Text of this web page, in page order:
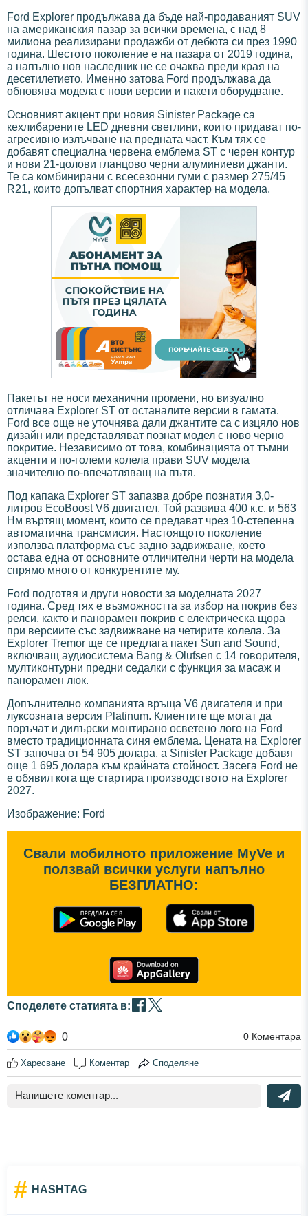
Ford Explorer продължава да бъде най-продаваният SUV
на американския пазар за всички времена, с над 8
милиона реализирани продажби от дебюта си през 1990
година. Шестото поколение е на пазара от 2019 година,
а напълно нов наследник не се очаква преди края на
десетилетието. Именно затова Ford продължава да
обновява модела с нови версии и пакети оборудване.
Основният акцент при новия Sinister Package са
кехлибарените LED дневни светлини, които придават по-
агресивно излъчване на предната част. Към тях се
добавят специална червена емблема ST с черен контур
и нови 21-цолови гланцово черни алуминиеви джанти.
Те са комбинирани с всесезонни гуми с размер 275/45
R21, които допълват спортния характер на модела.
Пакетът не носи механични промени, но визуално
отличава Explorer ST от останалите версии в гамата.
Ford все още не уточнява дали джантите са с изцяло нов
дизайн или представляват познат модел с ново черно
покритие. Независимо от това, комбинацията от тъмни
акценти и по-големи колела прави SUV модела
значително по-впечатляващ на пътя.
Под капака Explorer ST запазва добре познатия 3,0-
литров EcoBoost V6 двигател. Той развива 400 к.с. и 563
Нм въртящ момент, които се предават чрез 10-степенна
автоматична трансмисия. Настоящото поколение
използва платформа със задно задвижване, което
остава една от основните отличителни черти на модела
спрямо много от конкурентите му.
Ford подготвя и други новости за моделната 2027
година. Сред тях е възможността за избор на покрив без
релси, както и панорамен покрив с електрическа щора
при версиите със задвижване на четирите колела. За
Explorer Tremor ще се предлага пакет Sun and Sound,
включващ аудиосистема Bang & Olufsen с 14 говорителя,
мултиконтурни предни седалки с функция за масаж и
панорамен люк.
Допълнително компанията връща V6 двигателя и при
луксозната версия Platinum. Клиентите ще могат да
поръчат и дилърски монтирано осветено лого на Ford
вместо традиционната синя емблема. Цената на Explorer
ST започва от 54 905 долара, а Sinister Package добавя
още 1 695 долара към крайната стойност. Засега Ford не
е обявил кога ще стартира производството на Explorer
2027.
Изображение: Ford
Свали мобилното приложение MyVe и
ползвай всички услуги напълно
БЕЗПЛАТНО:
Споделете статията в:
0 0 Коментара
Харесване Коментар Споделяне
# HASHTAG